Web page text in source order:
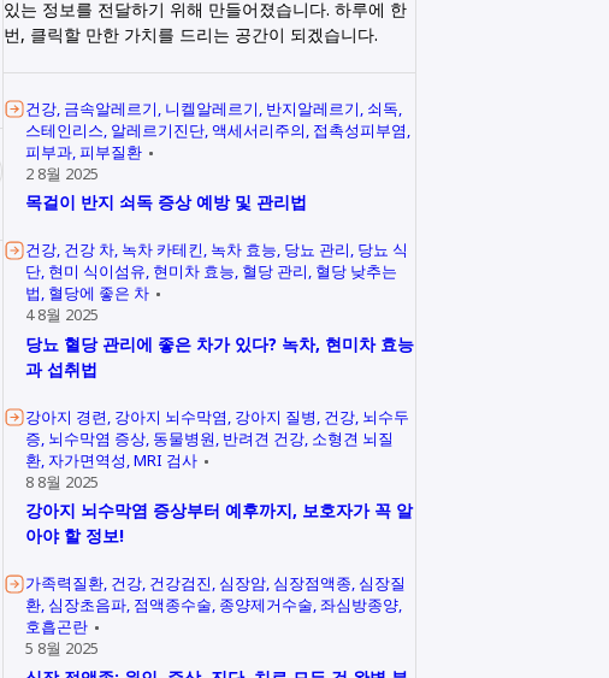
있는 정보를 전달하기 위해 만들어졌습니다. 하루에 한
번, 클릭할 만한 가치를 드리는 공간이 되겠습니다.
건강 금속알레르기 니켈알레르기 반지알레르기 쇠독
스테인리스 알레르기진단 액세서리주의 접촉성피부염
피부과 피부질환
2 8월 2025
목걸이 반지 쇠독 증상 예방 및 관리법
건강 건강 차 녹차 카테킨 녹차 효능 당뇨 관리 당뇨 식
단 현미 식이섬유 현미차 효능 혈당 관리 혈당 낮추는
법 혈당에 좋은 차
4 8월 2025
당뇨 혈당 관리에 좋은 차가 있다? 녹차, 현미차 효능
과 섭취법
강아지 경련 강아지 뇌수막염 강아지 질병 건강 뇌수두
증 뇌수막염 증상 동물병원 반려견 건강 소형견 뇌질
환 자가면역성 MRI 검사
8 8월 2025
강아지 뇌수막염 증상부터 예후까지, 보호자가 꼭 알
아야 할 정보!
가족력질환 건강 건강검진 심장암 심장점액종 심장질
환 심장초음파 점액종수술 종양제거수술 좌심방종양
호흡곤란
5 8월 2025